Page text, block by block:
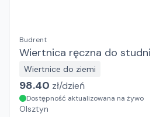
Budrent
Wiertnica ręczna do studni
Wiertnice do ziemi
98.40 zł/dzień
Dostępność aktualizowana na żywo
Olsztyn